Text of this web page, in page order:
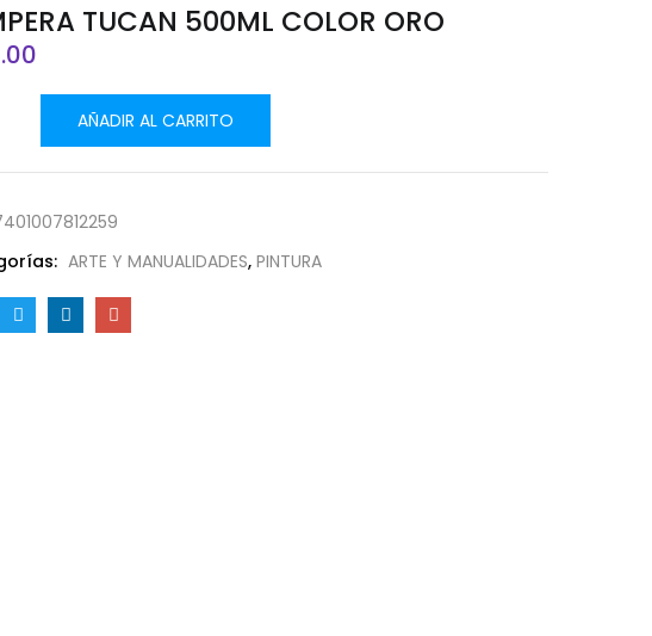
TUCAN 500ML COLOR ORO
AÑADIR AL CARRITO
ARTE Y MANUALIDADES, PINTURA